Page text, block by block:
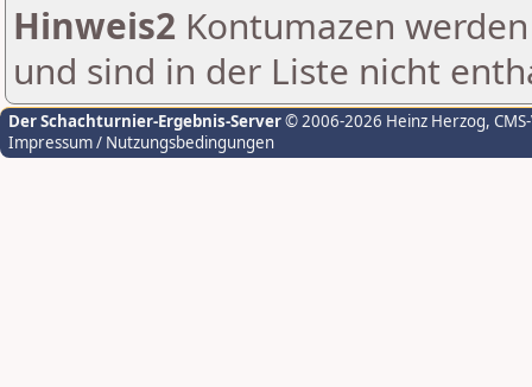
Hinweis2 Kontumazen
und sind in der Liste nicht
Der Schachturnier-Ergebnis-Server© 2006-2026 Heinz Herzog,
Impressum / Nutzungsbedingungen